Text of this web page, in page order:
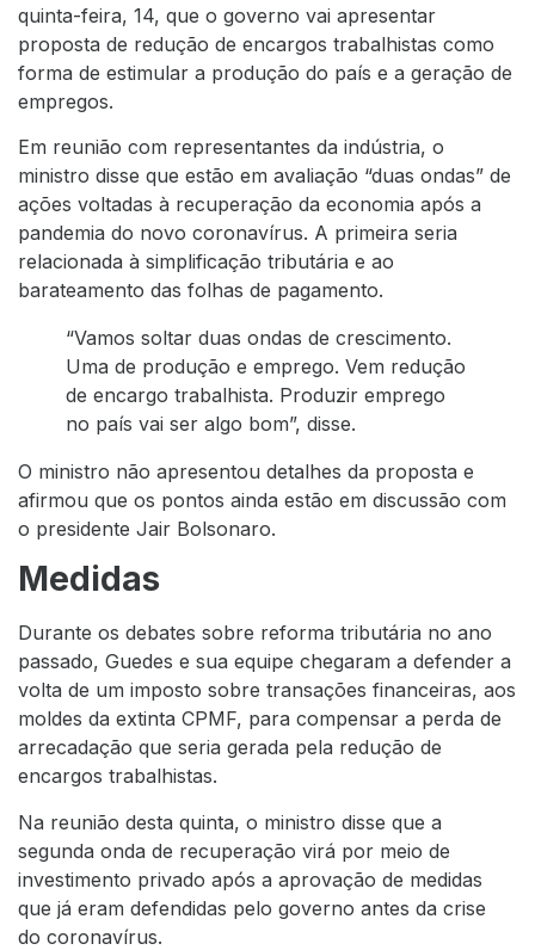
quinta-feira, 14, que o governo vai apresentar
proposta de redução de encargos trabalhistas como
forma de estimular a produção do país e a geração de
empregos.
Em reunião com representantes da indústria, o
ministro disse que estão em avaliação “duas ondas” de
ações voltadas à recuperação da economia após a
pandemia do novo coronavírus. A primeira seria
relacionada à simplificação tributária e ao
barateamento das folhas de pagamento.
“Vamos soltar duas ondas de crescimento.
Uma de produção e emprego. Vem redução
de encargo trabalhista. Produzir emprego
no país vai ser algo bom”, disse.
O ministro não apresentou detalhes da proposta e
afirmou que os pontos ainda estão em discussão com
o presidente Jair Bolsonaro.
Medidas
Durante os debates sobre reforma tributária no ano
passado, Guedes e sua equipe chegaram a defender a
volta de um imposto sobre transações financeiras, aos
moldes da extinta CPMF, para compensar a perda de
arrecadação que seria gerada pela redução de
encargos trabalhistas.
Na reunião desta quinta, o ministro disse que a
segunda onda de recuperação virá por meio de
investimento privado após a aprovação de medidas
que já eram defendidas pelo governo antes da crise
do coronavírus.